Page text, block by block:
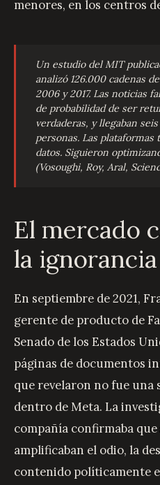
menores, en los centros
Un estudio del MIT
analizó 126.000 cadenas
2006 y 2017. Las noticias
de probabilidad de ser
verdaderas, y llegaban
personas. Las plataformas
datos. Siguieron
(Vosoughi, Roy, Aral,
El mercado
la ignorancia
En septiembre de 2021,
gerente de producto de
Senado de los Estados
páginas de documentos
que revelaron no fue una
dentro de Meta. La
compañía confirmaba
amplificaban el odio, la
contenido políticamente